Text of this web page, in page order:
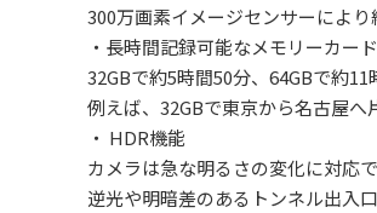
300万画素イメージセンサーにより
・長時間記録可能なメモリーカード
32GBで約5時間50分、64GBで約
例えば、32GBで東京から名古屋へ
・ HDR機能
カメラは急な明るさの変化に対応
逆光や明暗差のあるトンネル出入